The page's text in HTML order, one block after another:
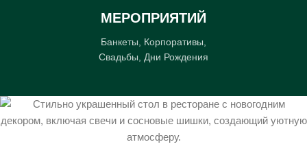
МЕРОПРИЯТИЙ
Банкеты, Корпоративы,
Свадьбы, Дни Рождения